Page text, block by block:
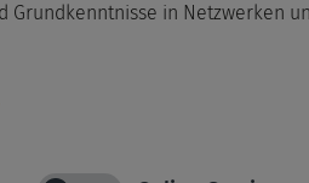
Grundkenntnisse in Netzwerken